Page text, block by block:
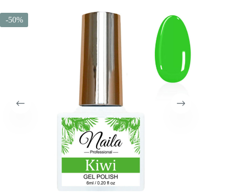
-50%